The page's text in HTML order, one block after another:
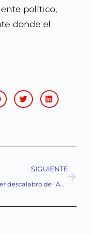
político,
donde el
SIGUIENTE
Primer descalabro de “Andy” López Beltrán: fracaso en territorio y credibilidad